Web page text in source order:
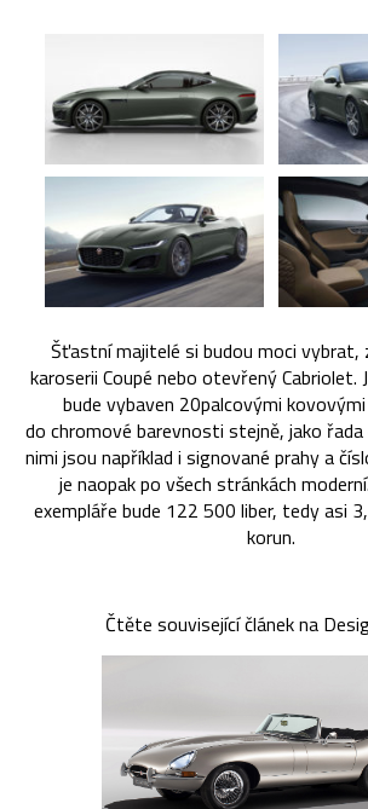
Šťastní majitelé si budou moci vybrat,
karoserii Coupé nebo otevřený Cabriolet.
bude vybaven 20palcovými
do chromové barevnosti stejně, jako řada
nimi jsou například i signované prahy a
je naopak po všech stránkách
exempláře bude 122 500 liber, tedy asi
korun.
Čtěte související článek na